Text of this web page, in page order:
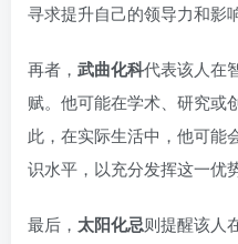
寻求提升自己的领导力和影
再者， 武曲化科代表该人在
赋。他可能在学术、研究或
此，在实际生活中，他可能
识水平，以充分发挥这一优势
最后， 太阳化忌则提醒该人